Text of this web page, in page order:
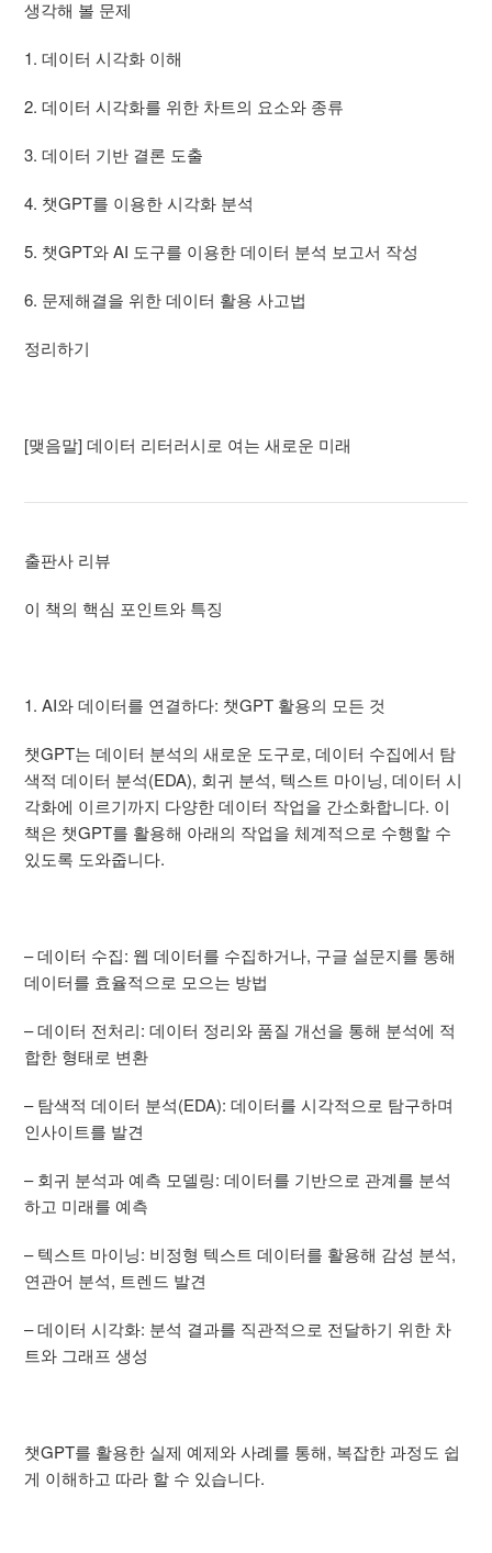
생각해 볼 문제
1. 데이터 시각화 이해
2. 데이터 시각화를 위한 차트의 요소와 종류
3. 데이터 기반 결론 도출
4. 챗GPT를 이용한 시각화 분석
5. 챗GPT와 AI 도구를 이용한 데이터 분석 보고서 작성
6. 문제해결을 위한 데이터 활용 사고법
정리하기
[맺음말] 데이터 리터러시로 여는 새로운 미래
출판사 리뷰
이 책의 핵심 포인트와 특징
1. AI와 데이터를 연결하다: 챗GPT 활용의 모든 것
챗GPT는 데이터 분석의 새로운 도구로, 데이터 수집에서 탐
색적 데이터 분석(EDA), 회귀 분석, 텍스트 마이닝, 데이터 시
각화에 이르기까지 다양한 데이터 작업을 간소화합니다. 이
책은 챗GPT를 활용해 아래의 작업을 체계적으로 수행할 수
있도록 도와줍니다.
– 데이터 수집: 웹 데이터를 수집하거나, 구글 설문지를 통해
데이터를 효율적으로 모으는 방법
– 데이터 전처리: 데이터 정리와 품질 개선을 통해 분석에 적
합한 형태로 변환
– 탐색적 데이터 분석(EDA): 데이터를 시각적으로 탐구하며
인사이트를 발견
– 회귀 분석과 예측 모델링: 데이터를 기반으로 관계를 분석
하고 미래를 예측
– 텍스트 마이닝: 비정형 텍스트 데이터를 활용해 감성 분석,
연관어 분석, 트렌드 발견
– 데이터 시각화: 분석 결과를 직관적으로 전달하기 위한 차
트와 그래프 생성
챗GPT를 활용한 실제 예제와 사례를 통해, 복잡한 과정도 쉽
게 이해하고 따라 할 수 있습니다.